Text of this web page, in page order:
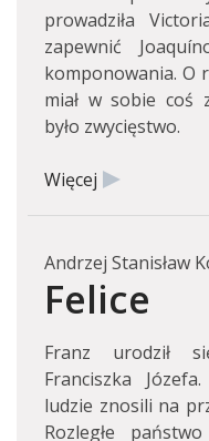
prowadziła
zapewnić
komponowania. O
miał w sobie coś
było zwycięstwo.
Więcej
Andrzej Stanisław
Felice
Franz urodził
Franciszka
ludzie znosili na
Rozległe